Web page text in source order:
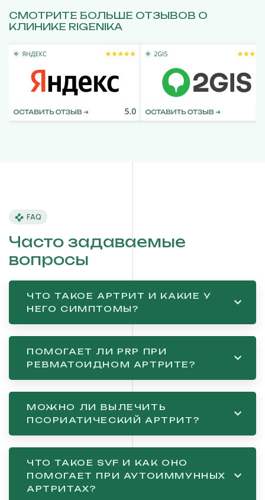
СМОТРИТЕ БОЛЬШЕ ОТЗЫВОВ О
КЛИНИКЕ RIGENIKA
FAQ
Часто задаваемые
вопросы
ЧТО ТАКОЕ АРТРИТ И КАКИЕ У
НЕГО СИМПТОМЫ?
ПОМОГАЕТ ЛИ PRP ПРИ
РЕВМАТОИДНОМ АРТРИТЕ?
МОЖНО ЛИ ВЫЛЕЧИТЬ
ПСОРИАТИЧЕСКИЙ АРТРИТ?
ЧТО ТАКОЕ SVF И КАК ОНО
ПОМОГАЕТ ПРИ АУТОИММУННЫХ
АРТРИТАХ?